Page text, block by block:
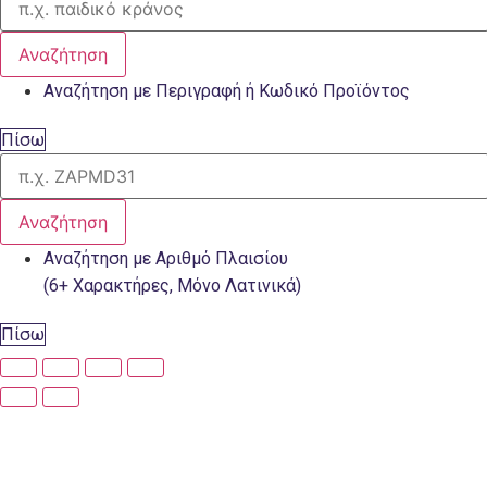
Αναζήτηση
Αναζήτηση με Περιγραφή ή Κωδικό Προϊόντος
Πίσω
Αναζήτηση
Αναζήτηση με Αριθμό Πλαισίου
(6+ Χαρακτήρες, Μόνο Λατινικά)
Πίσω